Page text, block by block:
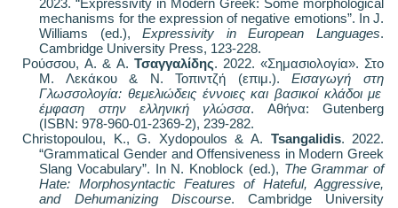
2023. “Expressivity in Modern Greek: Some morphological
mechanisms for the expression of negative emotions”. In J.
Williams (ed.),Expressivity in European Languages.
Cambridge University Press, 123-228.
Ρούσσου,A. &A.Τσαγγαλίδης. 2022. «Σημασιολογία». Στο
Μ. Λεκάκου & Ν. Τοπιντζή (επιμ.).Εισαγωγή στη
Γλωσσολογία: θεμελιώδεις έννοιες και βασικοί κλάδοι με
έμφαση στην ελληνική γλώσσα. Αθήνα: Gutenberg
(ISBN: 978-960-01-2369-2), 239-282.
Christopoulou, K., G. Xydopoulos & A. Tsangalidis. 2022.
“Grammatical Gender and Offensiveness in Modern Greek
Slang Vocabulary”. In N. Knoblock (ed.), The Grammar of
Hate: Morphosyntactic Features of Hateful, Aggressive,
and Dehumanizing Discourse. Cambridge University